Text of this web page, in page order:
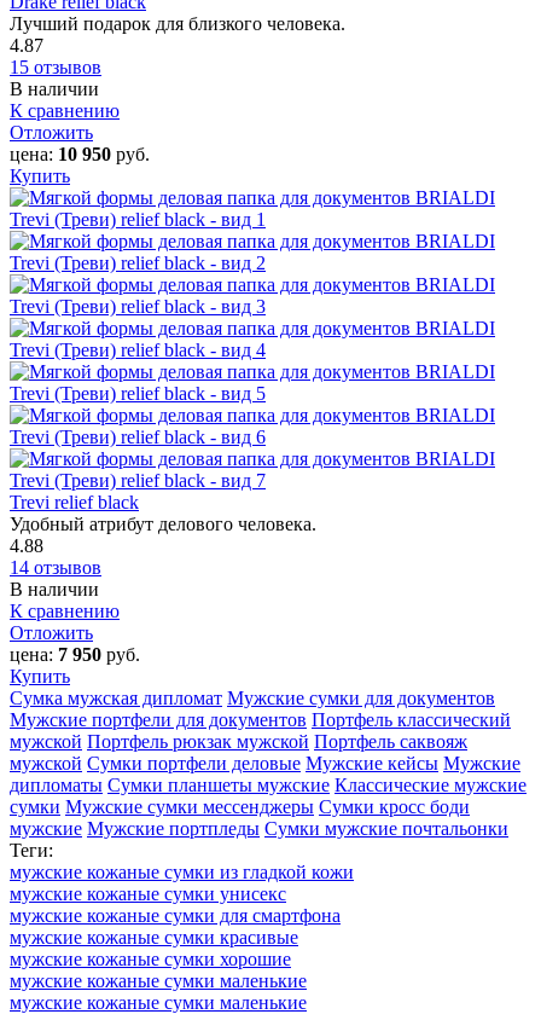
Лучший подарок для близкого человека.
4.87
15 отзывов
В наличии
К сравнению
Отложить
цена: 10 950 руб.
Купить
Trevi relief black
Удобный атрибут делового человека.
4.88
14 отзывов
В наличии
К сравнению
Отложить
цена: 7 950 руб.
Купить
Сумка мужская дипломат Мужские сумки для документов
Мужские портфели для документов Портфель классический
мужской Портфель рюкзак мужской Портфель саквояж
мужской Сумки портфели деловые Мужские кейсы Мужские
дипломаты Сумки планшеты мужские Классические мужские
сумки Мужские сумки мессенджеры Сумки кросс боди
мужские Мужские портпледы Сумки мужские почтальонки
Теги:
мужские кожаные сумки из гладкой кожи
мужские кожаные сумки унисекс
мужские кожаные сумки для смартфона
мужские кожаные сумки красивые
мужские кожаные сумки хорошие
мужские кожаные сумки маленькие
мужские кожаные сумки маленькие